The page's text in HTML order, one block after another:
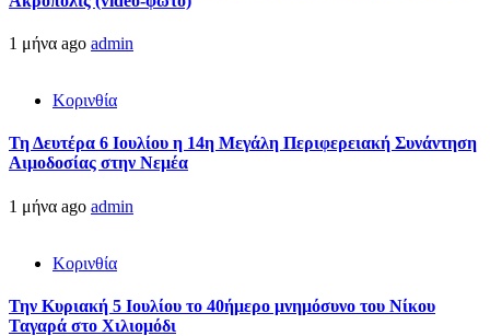
1 μήνα ago admin
Κορινθία
Τη Δευτέρα 6 Ιουλίου η 14η Μεγάλη Περιφερειακή Συνάντηση
Αιμοδοσίας στην Νεμέα
1 μήνα ago admin
Κορινθία
Την Κυριακή 5 Ιουλίου το 40ήμερο μνημόσυνο του Νίκου
Ταγαρά στο Χιλιομόδι